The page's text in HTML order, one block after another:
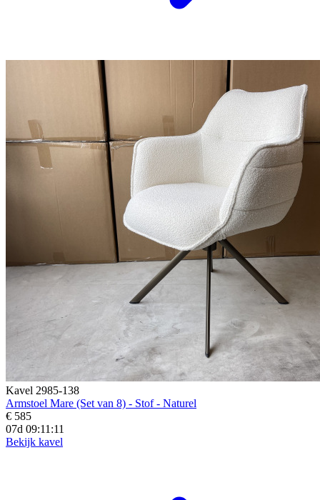
Kavel 2985-138
Armstoel Mare (Set van 8) - Stof - Naturel
€ 585
07d 09:11:09
Bekijk kavel